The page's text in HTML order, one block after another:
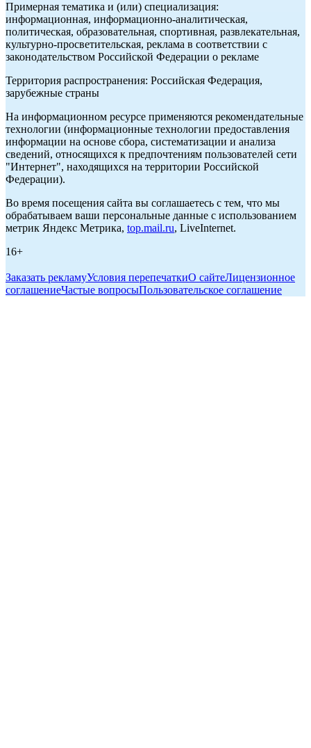
Примерная тематика и (или) специализация:
информационная, информационно-аналитическая,
политическая, образовательная, спортивная, развлекательная,
культурно-просветительская, реклама в соответствии с
законодательством Российской Федерации о рекламе
Территория распространения: Российская Федерация,
зарубежные страны
На информационном ресурсе применяются рекомендательные
технологии (информационные технологии предоставления
информации на основе сбора, систематизации и анализа
сведений, относящихся к предпочтениям пользователей сети
"Интернет", находящихся на территории Российской
Федерации).
Во время посещения сайта вы соглашаетесь с тем, что мы
обрабатываем ваши персональные данные с использованием
метрик Яндекс Метрика, top.mail.ru, LiveInternet.
16+
Заказать рекламуУсловия перепечаткиО сайтеЛицензионное
соглашениеЧастые вопросыПользовательское соглашение